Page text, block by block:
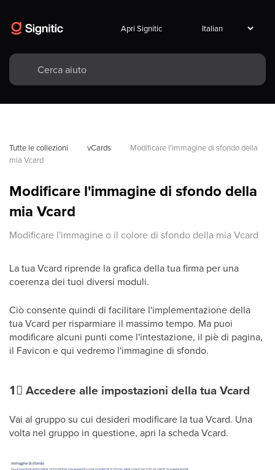
Apri Signitic
Tutte le collezioni vCards
Modificare l'immagine di sfondo della
mia Vcard
Modificare l'immagine di sfondo della
mia Vcard
Modificare l'immagine o il colore di sfondo della mia Vcard
La tua Vcard riprende la grafica della tua firma per una
coerenza dei tuoi diversi moduli.
Ciò consente quindi di facilitare l'implementazione della
tua Vcard per risparmiare il massimo tempo. Ma puoi
modificare alcuni punti come l'intestazione, il piè di pagina,
il Favicon e qui vedremo l'immagine di sfondo.
1⃣ Accedere alle impostazioni della tua Vcard
Vai al gruppo su cui desideri modificare la tua Vcard. Una
volta nel gruppo in questione, apri la scheda Vcard.